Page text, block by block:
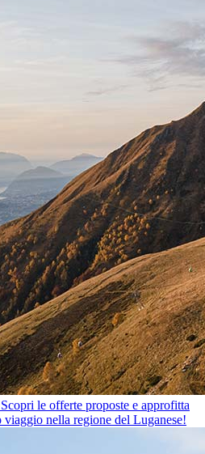
Scopri le offerte proposte e approfitta
nella regione del Luganese!